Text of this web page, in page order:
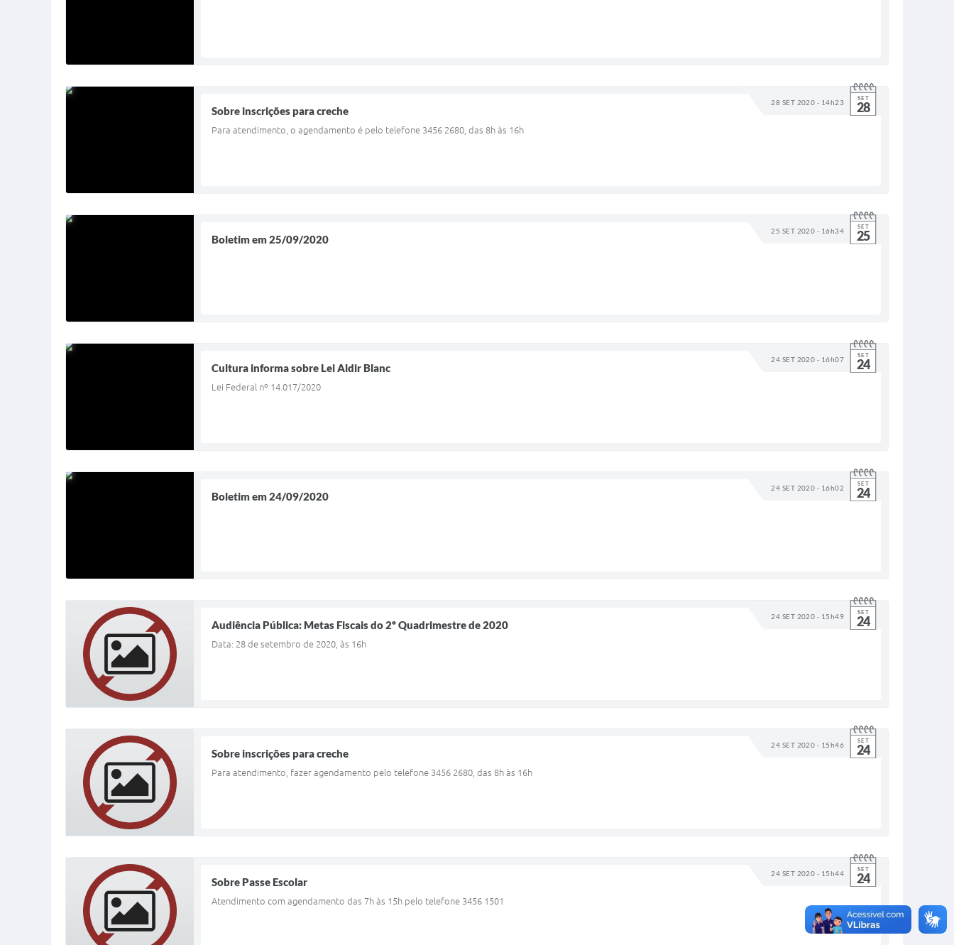
28 SET 2020 - 14h23 SET
28
Sobre inscrições para creche
Para atendimento, o agendamento é pelo telefone 3456 2680, das 8h às 16h
25 SET 2020 - 16h34 SET
25
Boletim em 25/09/2020
24 SET 2020 - 16h07 SET
24
Cultura informa sobre Lei Aldir Blanc
Lei Federal nº 14.017/2020
24 SET 2020 - 16h02 SET
24
Boletim em 24/09/2020
24 SET 2020 - 15h49 SET
24
Audiência Pública: Metas Fiscais do 2º Quadrimestre de 2020
Data: 28 de setembro de 2020, às 16h
24 SET 2020 - 15h46 SET
24
Sobre inscrições para creche
Para atendimento, fazer agendamento pelo telefone 3456 2680, das 8h às 16h
24 SET 2020 - 15h44 SET
24
Sobre Passe Escolar
Atendimento com agendamento das 7h às 15h pelo telefone 3456 1501